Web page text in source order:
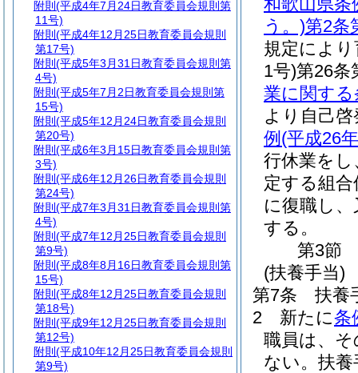
う。)第2条
規定によ
1号)第26条
業に関する
より自己
例 (平成26
行休業を
定する組
に復職し
する。
第3節
(扶養手当)
第7条
扶養
2
新たに条
職員は、
ない。 扶養
附則 (平成4年7月24日教育委員会規則第
11号)
附則 (平成4年12月25日教育委員会規則
第17号)
附則 (平成5年3月31日教育委員会規則第
4号)
附則 (平成5年7月2日教育委員会規則第
15号)
附則 (平成5年12月24日教育委員会規則
第20号)
附則 (平成6年3月15日教育委員会規則第
3号)
附則 (平成6年12月26日教育委員会規則
第24号)
附則 (平成7年3月31日教育委員会規則第
4号)
附則 (平成7年12月25日教育委員会規則
第9号)
附則 (平成8年8月16日教育委員会規則第
15号)
附則 (平成8年12月25日教育委員会規則
第18号)
附則 (平成9年12月25日教育委員会規則
第12号)
附則 (平成10年12月25日教育委員会規則
第9号)